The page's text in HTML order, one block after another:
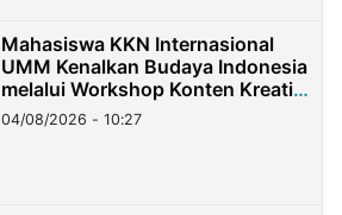
Mahasiswa KKN Internasional
UMM Kenalkan Budaya Indonesia
melalui Workshop Konten Kreatif
di Taiwan
04/08/2026 - 10:27